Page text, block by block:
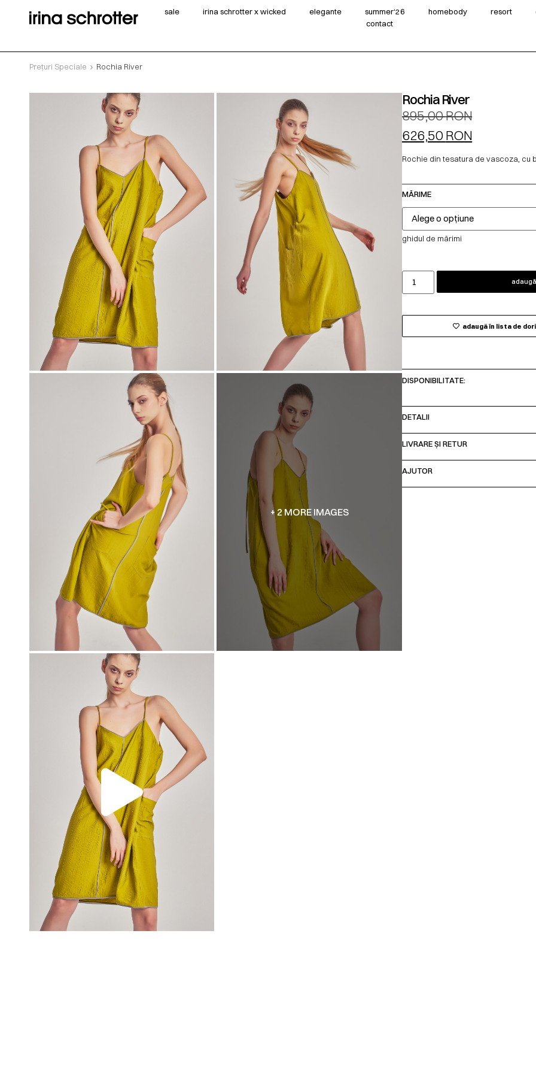
sale irina schrotter x wicked elegante summer‘26 homebody resort
contact
Prețuri Speciale Rochia River
+ 2 MORE IMAGES
00:00
Rochia River
895,00RON
626,50RON
Rochie din tesatura de vascoza, cu
MĂRIME
ghidul de mărimi
adaugă în lista de
DISPONIBILITATE:
DETALII
LIVRARE ȘI RETUR
AJUTOR